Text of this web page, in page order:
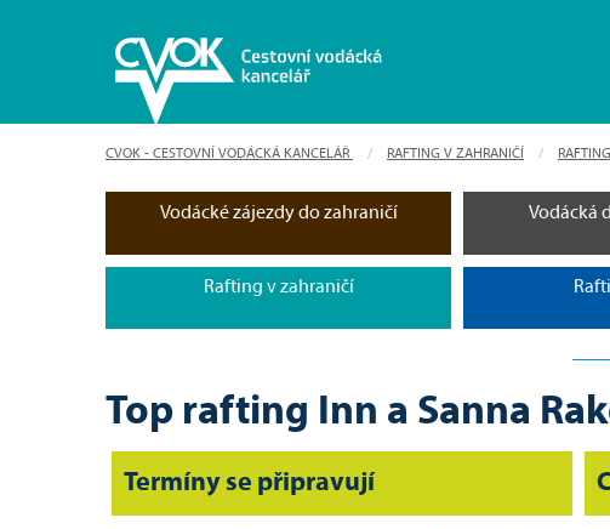
CVOK - CESTOVNÍ VODÁCKÁ KANCELÁŘ RAFTING V ZAHRANIČÍ
Vodácké zájezdy do zahraničí Vodácká
Rafting v zahraničí
Top rafting Inn a Sanna
Termíny se připravují